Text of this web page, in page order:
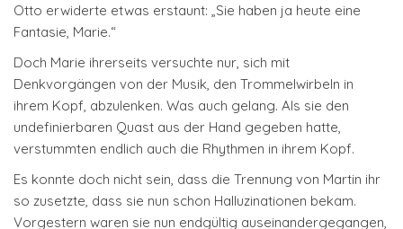
Otto erwiderte etwas erstaunt: „Sie haben ja heute eine
Fantasie, Marie.“
Doch Marie ihrerseits versuchte nur, sich mit
Denkvorgängen von der Musik, den Trommelwirbeln in
ihrem Kopf, abzulenken. Was auch gelang. Als sie den
undefinierbaren Quast aus der Hand gegeben hatte,
verstummten endlich auch die Rhythmen in ihrem Kopf.
Es konnte doch nicht sein, dass die Trennung von Martin ihr
so zusetzte, dass sie nun schon Halluzinationen bekam.
Vorgestern waren sie nun endgültig auseinandergegangen,